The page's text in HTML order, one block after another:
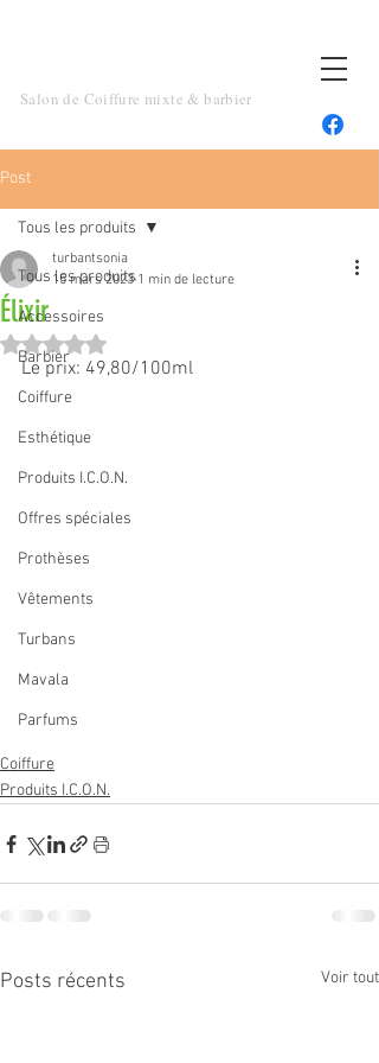
Salon de Coiffure mixte & barbier
Post
Tous les produits
Accessoires
Barbier
Coiffure
Esthétique
Produits I.C.O.N.
Offres spéciales
Prothèses
Vêtements
Turbans
Mavala
Parfums
Tous les produits
Élixir
turbantsonia
15 mars 2023 1 min de lecture
Noté NaN étoiles sur 5.
Le prix: 49,80/100ml
Coiffure
Produits I.C.O.N.
Posts récents Voir tout